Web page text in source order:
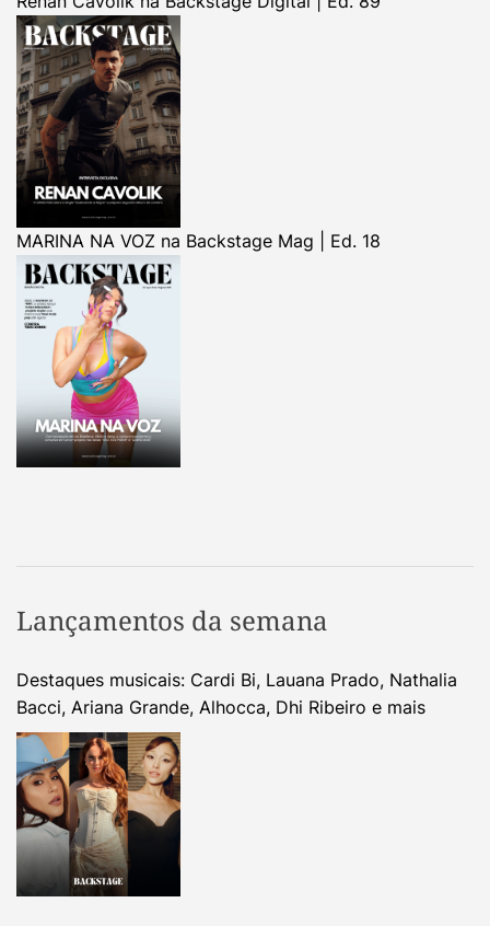
MARINA NA VOZ na Backstage Mag | Ed. 18
Lançamentos da semana
Destaques musicais: Cardi Bi, Lauana Prado, Nathalia
Bacci, Ariana Grande, Alhocca, Dhi Ribeiro e mais